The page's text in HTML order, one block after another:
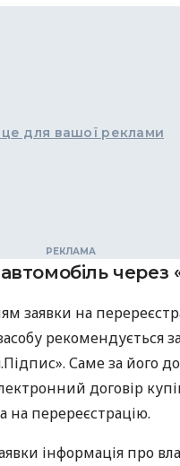
для вашої реклами
через
заявки на
рекомендується
Саме за його
договір
на перереєстрацію.
інформація про